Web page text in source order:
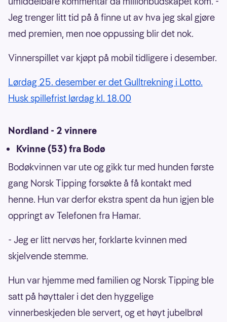
Jeg trenger litt tid på å finne ut av hva jeg skal gjøre
med premien, men noe oppussing blir det nok.
Vinnerspillet var kjøpt på mobil tidligere i desember.
Lørdag 25. desember er det Gulltrekning i Lotto.
Husk spillefrist lørdag kl. 18.00
Nordland - 2 vinnere
Kvinne (53) fra Bodø
Bodøkvinnen var ute og gikk tur med hunden første
gang Norsk Tipping forsøkte å få kontakt med
henne. Hun var derfor ekstra spent da hun igjen ble
oppringt av Telefonen fra Hamar.
- Jeg er litt nervøs her, forklarte kvinnen med
skjelvende stemme.
Hun var hjemme med familien og Norsk Tipping ble
satt på høyttaler i det den hyggelige
vinnerbeskjeden ble servert, og et høyt jubelbrøl